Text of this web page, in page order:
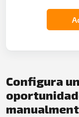
Configura